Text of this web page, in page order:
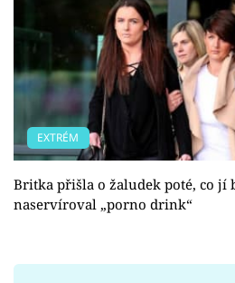
EXTRÉM
Britka přišla o žaludek poté, co jí
naservíroval „porno drink“